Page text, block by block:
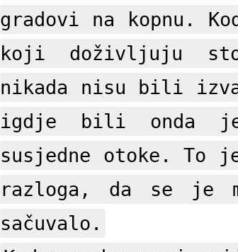
gradovi na kopnu.
koji doživljuju
nikada nisu bili
igdje bili onda
susjedne otoke. To
razloga, da se je
sačuvalo.